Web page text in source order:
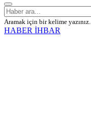
Aramak için bir kelime yazınız.
HABER İHBAR